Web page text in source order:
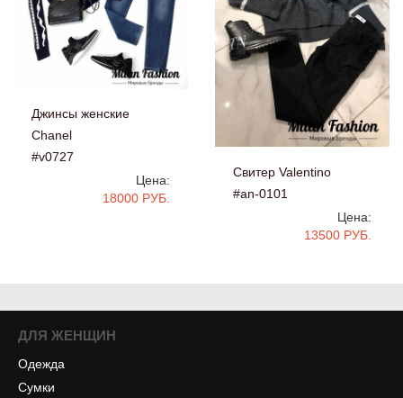
Джинсы женские
Chanel
#v0727
Цена:
18000 РУБ.
Свитер Valentino
#an-0101
Цена:
13500 РУБ.
ДЛЯ ЖЕНЩИН
Одежда
Сумки